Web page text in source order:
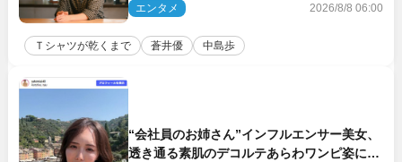
した!!」「今さら?!」（ネタバレあり）
エンタメ 2026/8/8 06:00
Ｔシャツが乾くまで 蒼井優 中島歩
“会社員のお姉さん”インフルエンサー美女、
透き通る素肌のデコルテあらわワンピ姿に反